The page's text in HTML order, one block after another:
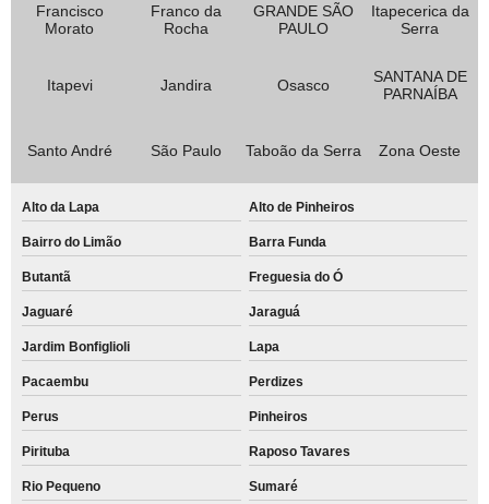
Francisco
Morato
Franco da
Rocha
GRANDE SÃO
PAULO
Itapecerica da
Serra
Itapevi Jandira Osasco
SANTANA DE
PARNAÍBA
Santo André São Paulo Taboão da Serra Zona Oeste
Alto da Lapa Alto de Pinheiros
Bairro do Limão Barra Funda
Butantã Freguesia do Ó
Jaguaré Jaraguá
Jardim Bonfiglioli Lapa
Pacaembu Perdizes
Perus Pinheiros
Pirituba Raposo Tavares
Rio Pequeno Sumaré